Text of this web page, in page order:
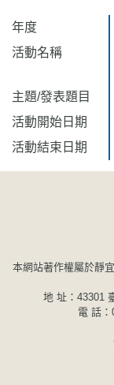
年度
活動名稱
主題/發表題目
活動開始日期
活動結束日期
本網站著作權屬於靜
地 址：43301
電 話